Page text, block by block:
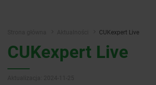
CUKexpert Live
CUKexpert Live